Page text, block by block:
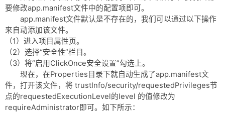
存档
网盘
Rss
要修改app.manifest文件中的配置项即可。
app.manifest文件默认是不存在的，我们可以通过以下操作
来自动添加该文件。
（1）进入项目属性页。
（2）选择“安全性”栏目。
（3）将“启用ClickOnce安全设置”勾选上。
现在，在Properties目录下就自动生成了app.manifest文
件，打开该文件，将 trustInfo/security/requestedPrivileges节
点的requestedExecutionLevel的level 的值修改为
requireAdministrator即可。如下所示：